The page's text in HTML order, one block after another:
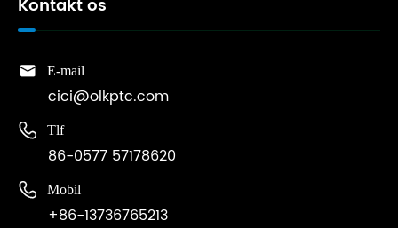
Kontakt os
 E-mail
cici@olkptc.com
 Tlf
86-0577 57178620
 Mobil
+86-13736765213